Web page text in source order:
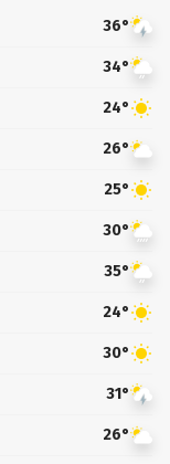
36°
34°
24°
26°
25°
30°
35°
24°
30°
31°
26°